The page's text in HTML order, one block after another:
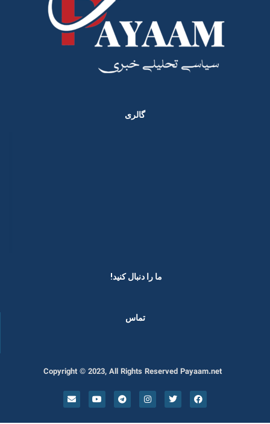
گالری
ما را دنبال کنید! ​
تماس
Copyright © 2023, All Rights Reserved Payaam.net